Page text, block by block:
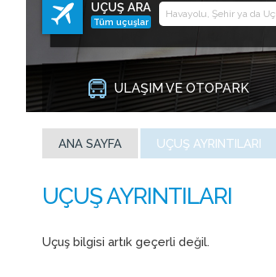
UÇUŞ ARA
Tüm uçuşlar
ULAŞIM VE OTOPARK
ANA SAYFA UÇUŞ AYRINTILARI
Uçuş bilgisi artık geçerli değil.